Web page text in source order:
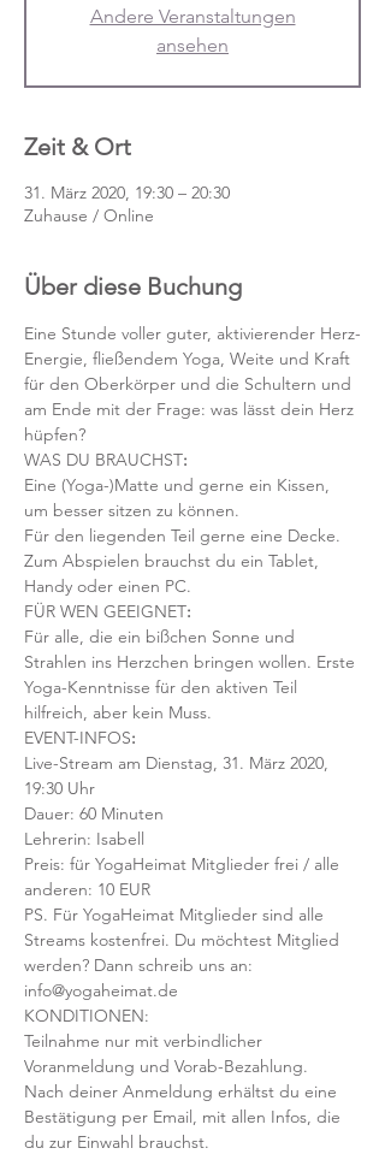
Andere Veranstaltungen
ansehen
Zeit & Ort
31. März 2020, 19:30 – 20:30
Zuhause / Online
Über diese Buchung
Eine Stunde voller guter, aktivierender Herz-
Energie, fließendem Yoga, Weite und Kraft
für den Oberkörper und die Schultern und
am Ende mit der Frage: was lässt dein Herz
hüpfen?
WAS DU BRAUCHST:
Eine (Yoga-)Matte und gerne ein Kissen,
um besser sitzen zu können.
Für den liegenden Teil gerne eine Decke.
Zum Abspielen brauchst du ein Tablet,
Handy oder einen PC.
FÜR WEN GEEIGNET:
Für alle, die ein bißchen Sonne und
Strahlen ins Herzchen bringen wollen. Erste
Yoga-Kenntnisse für den aktiven Teil
hilfreich, aber kein Muss.
EVENT-INFOS:
Live-Stream am Dienstag, 31. März 2020,
19:30 Uhr
Dauer: 60 Minuten
Lehrerin: Isabell
Preis: für YogaHeimat Mitglieder frei / alle
anderen: 10 EUR
PS. Für YogaHeimat Mitglieder sind alle
Streams kostenfrei. Du möchtest Mitglied
werden? Dann schreib uns an:
info@yogaheimat.de
KONDITIONEN:
Teilnahme nur mit verbindlicher
Voranmeldung und Vorab-Bezahlung.
Nach deiner Anmeldung erhältst du eine
Bestätigung per Email, mit allen Infos, die
du zur Einwahl brauchst.